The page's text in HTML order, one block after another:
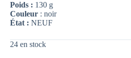
Poids : 130 g
Couleur : noir
État : NEUF
24 en stock